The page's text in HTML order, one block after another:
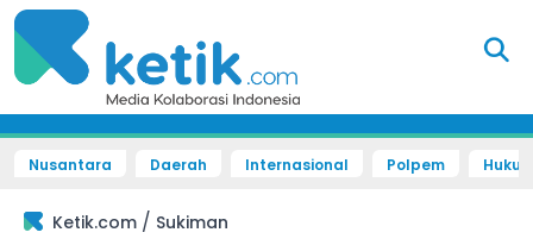
Nusantara Daerah Internasional Polpem
Ketik.com / Sukiman